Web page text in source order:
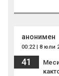
анонимен
00:22 | 8 юли
41